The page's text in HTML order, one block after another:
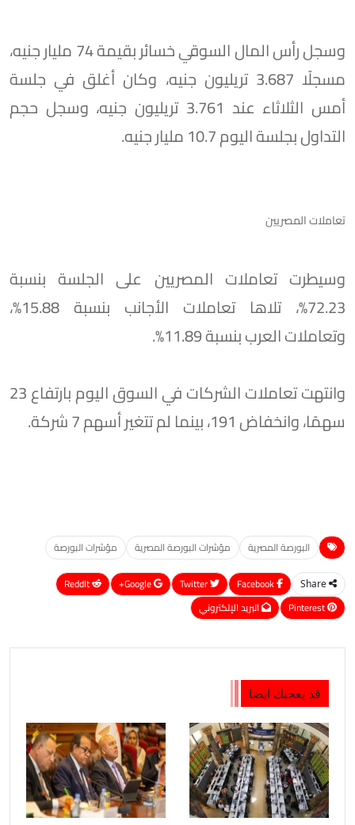
وسجل رأس المال السوقي خسائر بقيمة 74 مليار جنيه،
مسجلًا 3.687 تريليون جنيه، وكان أغلق في جلسة
أمس الثلاثاء عند 3.761 تريليون جنيه، وسجل حجم
التداول بجلسة اليوم 10.7 مليار جنيه.
تعاملات المصريين
وسيطرت تعاملات المصريين على الجلسة بنسبة
72.23%، تلاها تعاملات الأجانب بنسبة 15.88%،
وتعاملات العرب بنسبة 11.89%.
وانتهت تعاملات الشركات في السوق اليوم بارتفاع 23
سهمًا، وانخفاض 191، بينما لم تتغير أسهم 7 شركة.
البورصة المصرية مؤشرات البورصة المصرية مؤشرات البورصة
Share
Google+
ReddIt
Pinterest
البريد الإلكتروني
قد يعجبك ايضا